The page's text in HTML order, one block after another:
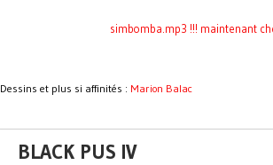
simbomba.mp3 !!! maintenant
Dessins et plus si affinités : Marion Balac
BLACK PUS IV